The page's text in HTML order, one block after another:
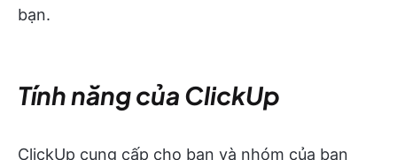
bạn.
Tính năng của ClickUp
ClickUp cung cấp cho bạn và nhóm của bạn